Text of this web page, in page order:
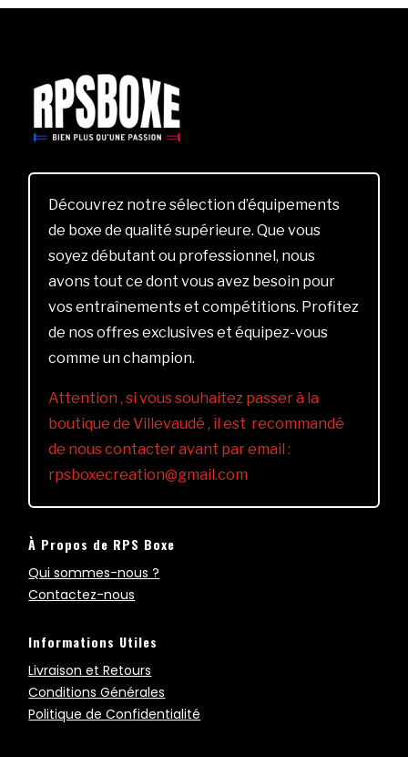
Découvrez notre sélection d’équipements
de boxe de qualité supérieure. Que vous
soyez débutant ou professionnel, nous
avons tout ce dont vous avez besoin pour
vos entraînements et compétitions. Profitez
de nos offres exclusives et équipez-vous
comme un champion.
Attention , si vous souhaitez passer à la
boutique de Villevaudé , il est recommandé
de nous contacter avant par email :
rpsboxecreation@gmail.com
À Propos de RPS Boxe
Qui sommes-nous ?
Contactez-nous
Informations Utiles
Livraison et Retours
Conditions Générales
Politique de Confidentialité